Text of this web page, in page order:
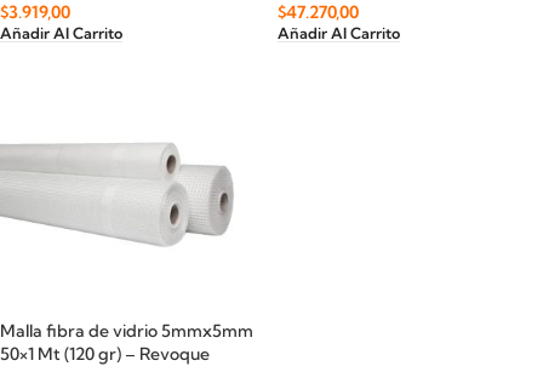
$3.919,00
Añadir Al Carrito
$47.270,00
Añadir Al Carrito
Malla fibra de vidrio 5mmx5mm
50×1 Mt (120 gr) – Revoque